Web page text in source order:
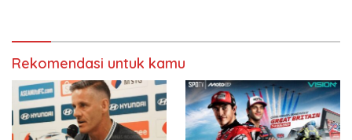
Rekomendasi untuk kamu